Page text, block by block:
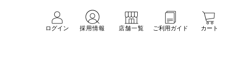
ログイン
採用情報 店舗一覧 ご利用ガイド カート